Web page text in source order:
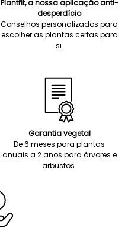
Plantfit, a nossa aplicação anti-
desperdício
Conselhos personalizados para
escolher as plantas certas para
si.
Garantia vegetal
De 6 meses para plantas
anuais a 2 anos para árvores e
arbustos.